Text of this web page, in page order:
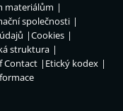
materiálům
společnosti
Cookies
struktura
Contact
Etický kodex